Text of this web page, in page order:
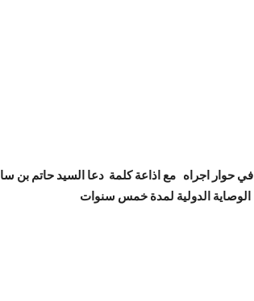
في حوار اجراه مع اذاعة كلمة دعا السيد حاتم بن